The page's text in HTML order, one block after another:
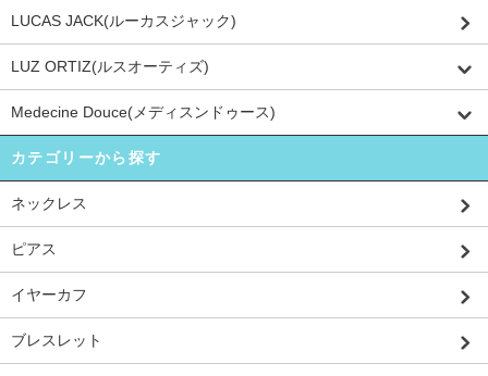
LUCAS JACK(ルーカスジャック)
LUZ ORTIZ(ルスオーティズ)
Medecine Douce(メディスンドゥース)
カテゴリーから探す
ネックレス
ピアス
イヤーカフ
ブレスレット